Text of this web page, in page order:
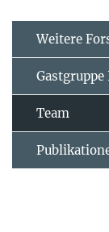
Weitere
Team